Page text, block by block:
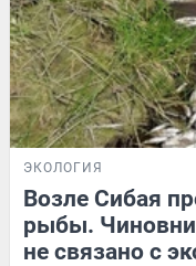
ЭКОЛОГИЯ
Возле Сибая
рыбы.
не связано с